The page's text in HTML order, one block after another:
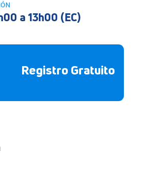
a 13h00 (EC)
Registro Gratuito